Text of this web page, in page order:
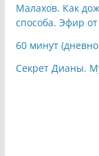
Малахов. Как
способа. Эфир
60 минут
Секрет Дианы.